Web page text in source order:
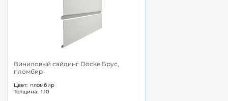
Виниловый сайдинг Döcke Брус,
пломбир
Цвет: пломбир
Толщина: 1.10